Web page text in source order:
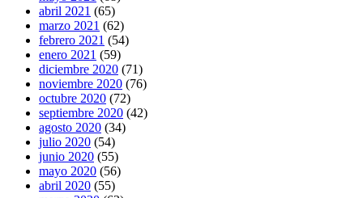
abril 2021 (65)
marzo 2021 (62)
febrero 2021 (54)
enero 2021 (59)
diciembre 2020 (71)
noviembre 2020 (76)
octubre 2020 (72)
septiembre 2020 (42)
agosto 2020 (34)
julio 2020 (54)
junio 2020 (55)
mayo 2020 (56)
abril 2020 (55)